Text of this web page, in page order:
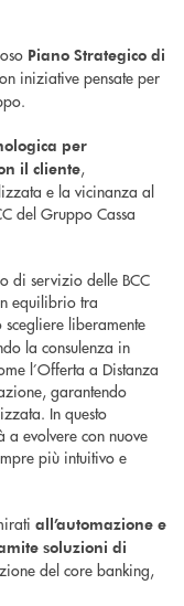
Piano Strategico di
iniziative pensate per
per
il cliente,
e la vicinanza al
del Gruppo Cassa
di servizio delle BCC
equilibrio tra
liberamente
la consulenza in
l’Offerta a Distanza
garantendo
In questo
a evolvere con nuove
più intuitivo e
all’automazione e
soluzioni di
del core banking,